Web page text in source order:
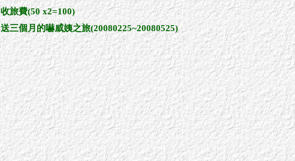
收旅費(50 x2=100)
送三個月的嚇威姨之旅(20080225~20080525)